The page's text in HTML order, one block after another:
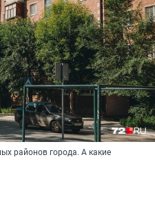
районов города. А какие